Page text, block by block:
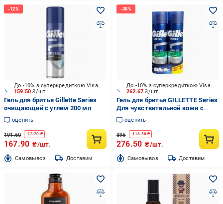
159.50₴/шт.
До -10% з суперкредиткою Visa Вигода
Гель для бритья Gillette Series
очищающий с углем 200 мл
оценить
191.60 -23.70 ₴
167.90 ₴/шт.
Cамовывоз Доставим
262.67₴/шт.
До -10% з суперкредиткою Visa Вигода
Гель для бритья GILLETTE Series
Для чувствительной кожи с
алоэ вера 200 мл + 200 мл
оценить
395 -118.50₴
276.50 ₴/шт.
Cамовывоз Доставим